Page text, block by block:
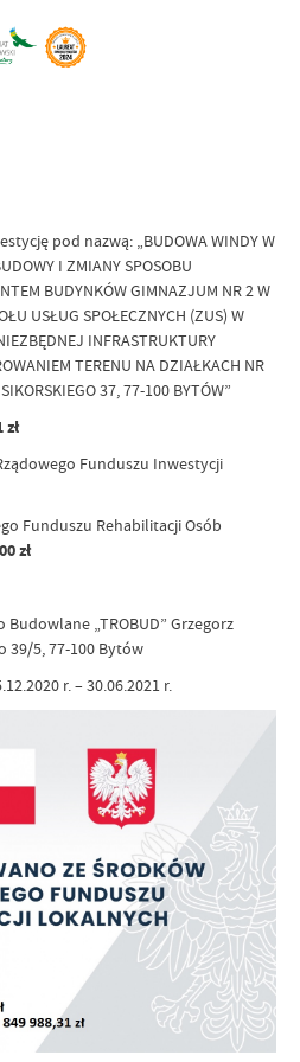
pod nazwą: „BUDOWA WINDY W
I ZMIANY SPOSOBU
BUDYNKÓW GIMNAZJUM NR 2 W
USŁUG SPOŁECZNYCH (ZUS) W
INFRASTRUKTURY
TERENU NA DZIAŁKACH NR
37, 77-100 BYTÓW”
zł
Funduszu Inwestycji
Funduszu Rehabilitacji Osób
zł
„TROBUD” Grzegorz
39/5, 77-100 Bytów
r. – 30.06.2021 r.